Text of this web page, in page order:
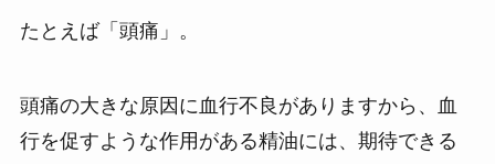
たとえば「頭痛」。
頭痛の大きな原因に血行不良がありますから、血
行を促すような作用がある精油には、期待できる